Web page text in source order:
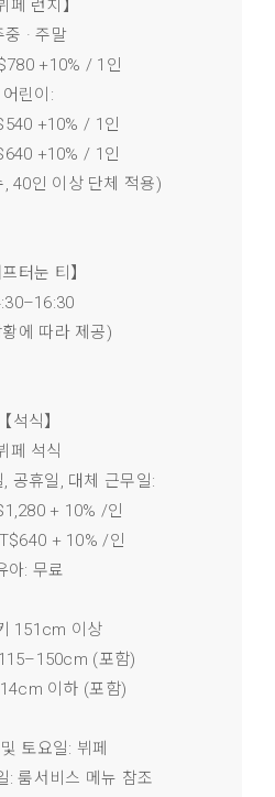
페 런치】
중 · 주말
+10% / 1인
어린이:
+10% / 1인
+10% / 1인
40인 이상 단체 적용)
프터눈 티】
에 따라 제공)
【석식】
페 석식
공휴일, 대체 근무일:
+ 10% /인
+ 10% /인
아: 무료
151cm 이상
(포함)
이하 (포함)
토요일: 뷔페
: 룸서비스 메뉴 참조